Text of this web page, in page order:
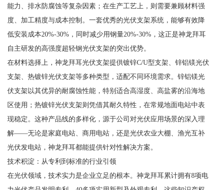
能力、排水防腐蚀等复杂因素；在生产工艺上，则需要兼顾材料强
度、加工精度与成本控制。一套优秀的光伏支架系统，能够有效降
低安装成本20%-30%，同时减少用钢量20%-30%，这正是神龙拜耳
自主研发的高强度超轻钢光伏支架的突出优势。
在材料选择上，神龙拜耳光伏支架提供镀锌C/U型支架、锌铝镁光伏
支架、热镀锌光伏支架等多种类型，适配不同环境需求。锌铝镁光
伏支架以其优异的耐腐蚀性能，特别适合高湿度、高盐雾的沿海地
区使用；热镀锌光伏支架则凭借其耐久特性，在常规地面电站中表
现稳定。这种产品线的多样化，源于公司对光伏应用场景的深入理
解——无论是家庭电站、商用电站，还是光伏农业大棚、渔光互补
光伏发电站，神龙拜耳都能提供针对性解决方案。
技术积淀：从专利到标准的行业引领
在光伏领域，技术实力是企业立足的根本。神龙拜耳累计拥有8项电